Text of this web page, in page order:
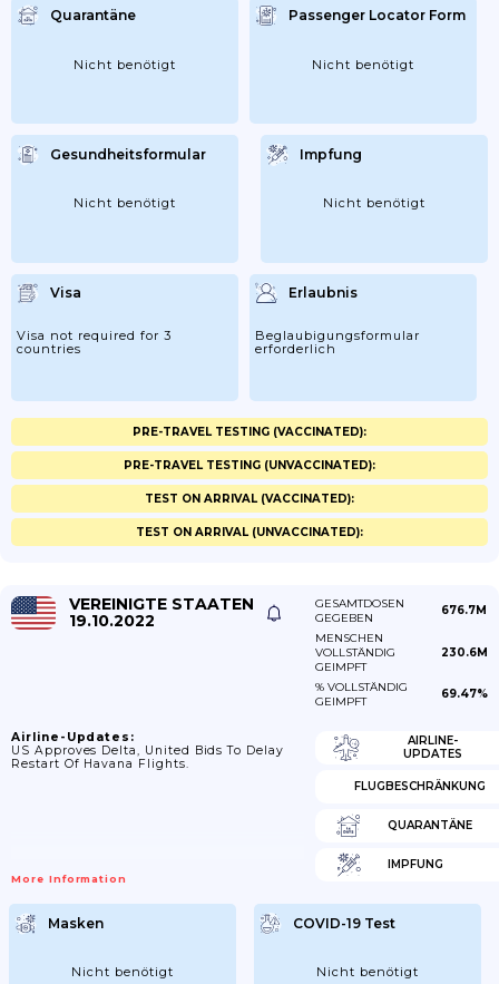
Quarantäne
Nicht benötigt
Passenger Locator Form
Nicht benötigt
Gesundheitsformular
Nicht benötigt
Impfung
Nicht benötigt
Visa
Visa not required for 3
countries
Erlaubnis
Beglaubigungsformular
erforderlich
PRE-TRAVEL TESTING (VACCINATED):
PRE-TRAVEL TESTING (UNVACCINATED):
TEST ON ARRIVAL (VACCINATED):
TEST ON ARRIVAL (UNVACCINATED):
VEREINIGTE STAATEN
19.10.2022
GESAMTDOSEN
GEGEBEN
676.7M
MENSCHEN
VOLLSTÄNDIG
GEIMPFT
230.6M
% VOLLSTÄNDIG
GEIMPFT
69.47%
Airline-Updates:
US Approves Delta, United Bids To Delay
Restart Of Havana Flights.
More Information
AIRLINE-
UPDATES
FLUGBESCHRÄNKUNG
QUARANTÄNE
IMPFUNG
Masken
Nicht benötigt
COVID-19 Test
Nicht benötigt